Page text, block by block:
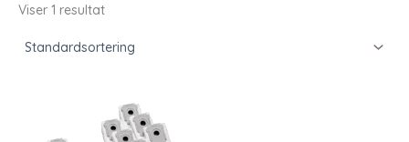
Viser 1 resultat